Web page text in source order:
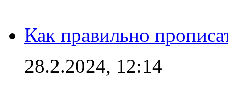
Как правильно
28.2.2024, 12:14